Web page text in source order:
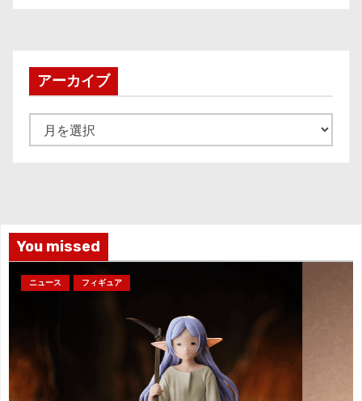
アーカイブ
ー
You missed
ニュース フィギュア